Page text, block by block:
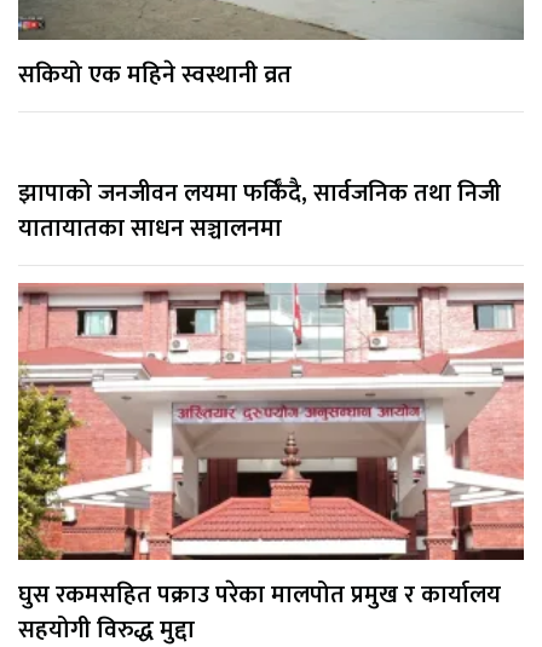
सकियो एक महिने स्वस्थानी व्रत
झापाको जनजीवन लयमा फर्किँदै, सार्वजनिक तथा निजी
यातायातका साधन सञ्चालनमा
घुस रकमसहित पक्राउ परेका मालपोत प्रमुख र कार्यालय
सहयोगी विरुद्ध मुद्दा